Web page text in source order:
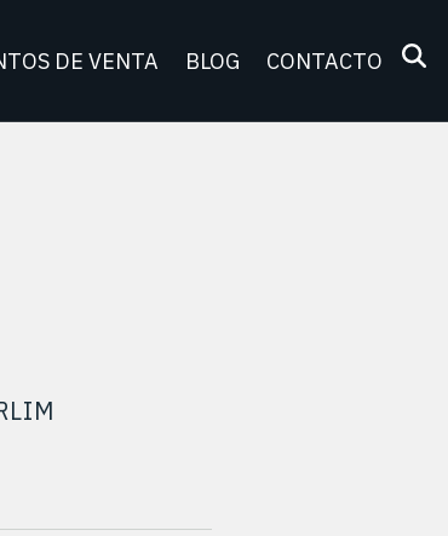
DE VENTA BLOG CONTACTO